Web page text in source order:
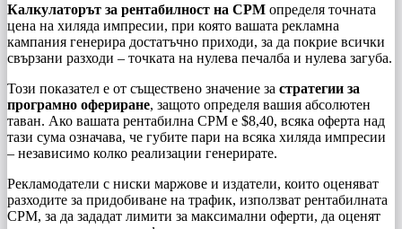
Калкулаторът за рентабилност на CPM определя точната
цена на хиляда импресии, при която вашата рекламна
кампания генерира достатъчно приходи, за да покрие всички
свързани разходи – точката на нулева печалба и нулева загуба.
Този показател е от съществено значение за стратегии за
програмно офериране, защото определя вашия абсолютен
таван. Ако вашата рентабилна CPM е $8,40, всяка оферта над
тази сума означава, че губите пари на всяка хиляда импресии
– независимо колко реализации генерирате.
Рекламодатели с ниски маржове и издатели, които оценяват
разходите за придобиване на трафик, използват рентабилната
CPM, за да зададат лимити за максимални оферти, да оценят